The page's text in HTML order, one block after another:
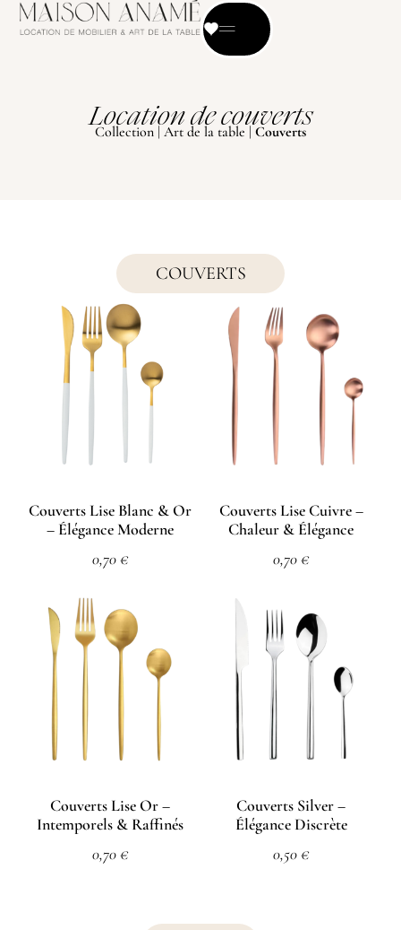
Location de couverts
Collection | Art de la table | Couverts
COUVERTS
Couverts Lise Blanc & Or
– Élégance Moderne
0,70€
Couverts Lise Cuivre –
Chaleur & Élégance
0,70€
Couverts Lise Or –
Intemporels & Raffinés
0,70€
Couverts Silver –
Élégance Discrète
0,50€